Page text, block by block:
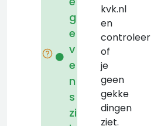
g
e
v
e
n
s
zi
kvk.nl
en
controleer
of
je
geen
gekke
dingen
ziet.